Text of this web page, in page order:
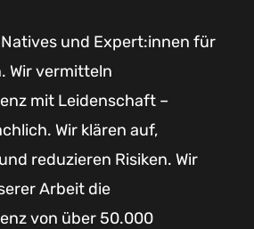
Natives und Expert:innen für
Wir vermitteln
mit Leidenschaft –
Wir klären auf,
reduzieren Risiken. Wir
Arbeit die
von über 50.000